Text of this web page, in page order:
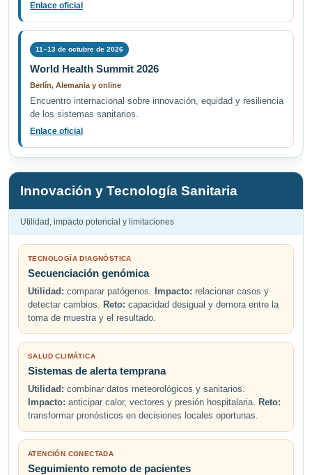
Enlace oficial
11–13 de octubre de 2026
World Health Summit 2026
Berlín, Alemania y online
Encuentro internacional sobre innovación, equidad y resiliencia
de los sistemas sanitarios.
Enlace oficial
Innovación y Tecnología Sanitaria
Utilidad, impacto potencial y limitaciones
TECNOLOGÍA DIAGNÓSTICA
Secuenciación genómica
Utilidad: comparar patógenos. Impacto: relacionar casos y
detectar cambios. Reto: capacidad desigual y demora entre la
toma de muestra y el resultado.
SALUD CLIMÁTICA
Sistemas de alerta temprana
Utilidad: combinar datos meteorológicos y sanitarios.
Impacto: anticipar calor, vectores y presión hospitalaria. Reto:
transformar pronósticos en decisiones locales oportunas.
ATENCIÓN CONECTADA
Seguimiento remoto de pacientes